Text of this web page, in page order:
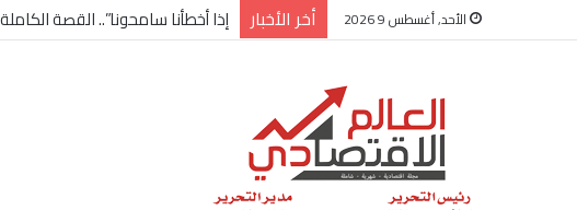
الأحد, أغسطس 9 2026 أخر الأخبار شركة “Scope Developments” تعلن تولي أحمد كمال عيسى منصب الرئيس التنفيذي للقطاع التجاري